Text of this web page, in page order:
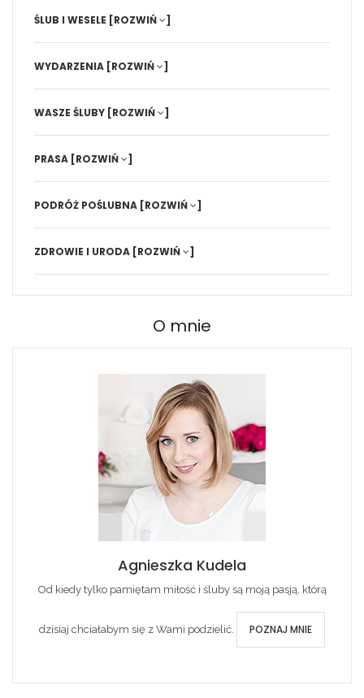
ŚLUB I WESELE [ROZWIŃ ]
WYDARZENIA [ROZWIŃ ]
WASZE ŚLUBY [ROZWIŃ ]
PRASA [ROZWIŃ ]
PODRÓŻ POŚLUBNA [ROZWIŃ ]
ZDROWIE I URODA [ROZWIŃ ]
O mnie
Agnieszka Kudela
Od kiedy tylko pamiętam miłość i śluby są moją pasją, którą
dzisiaj chciałabym się z Wami podzielić. POZNAJ MNIE